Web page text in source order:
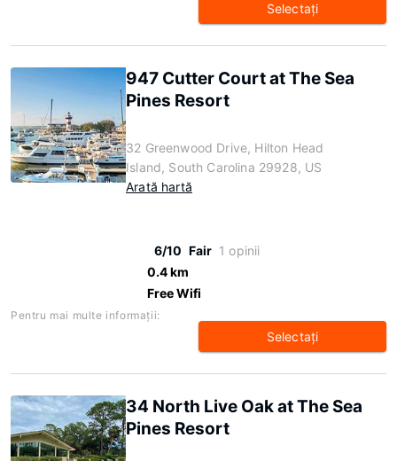
Selectaţi
947 Cutter Court at The Sea
Pines Resort
32 Greenwood Drive, Hilton Head
Island, South Carolina 29928, US
Arată hartă
6/10 Fair 1 opinii
0.4 km
Free Wifi
Pentru mai multe informaţii:
Selectaţi
34 North Live Oak at The Sea
Pines Resort